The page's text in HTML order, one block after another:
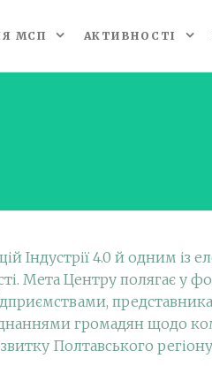
МСП АКТИВНОСТІ
Індустрії 4.0 й одним із
Мета Центру полягає у
громадян щодо
Полтавського